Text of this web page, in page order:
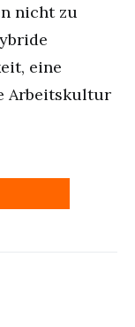
nicht zu
eine
Arbeitskultur